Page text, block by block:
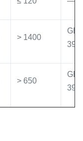
> 1400
GB/
> 650
GB/